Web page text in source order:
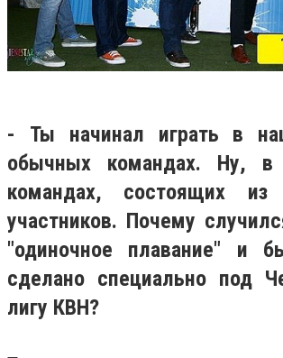
- Ты начинал играть в
обычных командах. Ну,
командах, состоящих из
участников. Почему
"одиночное плавание" и
сделано специально под
лигу КВН?